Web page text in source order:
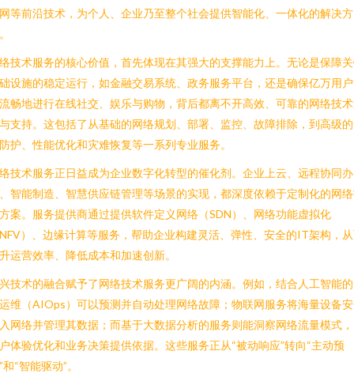
等前沿技术，为个人、企业乃至整个社会提供智能化、一体化的解决方
技术服务的核心价值，首先体现在其强大的支撑能力上。无论是保障
设施的稳定运行，如金融交易系统、政务服务平台，还是确保亿万用
畅地进行在线社交、娱乐与购物，背后都离不开高效、可靠的网络技
支持。这包括了从基础的网络规划、部署、监控、故障排除，到高级
护、性能优化和灾难恢复等一系列专业服务。
技术服务正日益成为企业数字化转型的催化剂。企业上云、远程协同办
智能制造、智慧供应链管理等场景的实现，都深度依赖于定制化的网
案。服务提供商通过提供软件定义网络（SDN）、网络功能虚拟化
）、边缘计算等服务，帮助企业构建灵活、弹性、安全的IT架构，
运营效率、降低成本和加速创新。
技术的融合赋予了网络技术服务更广阔的内涵。例如，结合人工智能
维（AIOps）可以预测并自动处理网络故障；物联网服务将海量设备
网络并管理其数据；而基于大数据分析的服务则能洞察网络流量模式
体验优化和业务决策提供依据。这些服务正从“被动响应”转向“主动预
和“智能驱动”。